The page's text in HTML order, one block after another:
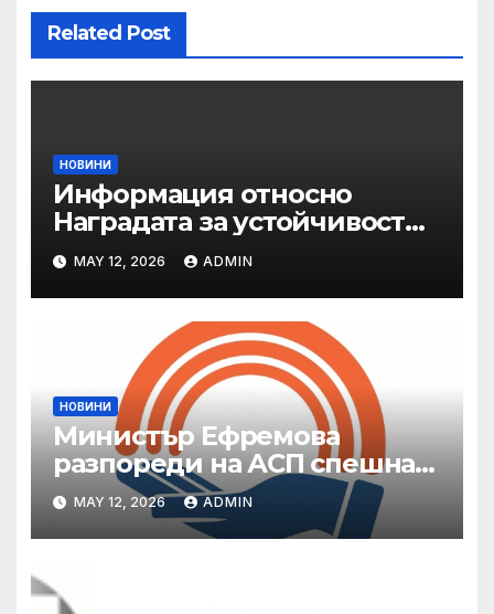
Related Post
НОВИНИ
Информация относно
Наградата за устойчивост
на ОАЕ „Зайед“
MAY 12, 2026 ADMIN
НОВИНИ
Министър Ефремова
разпореди на АСП спешна
готовност за оказване на
подкрепа на пострадали от
валежи и градушки
MAY 12, 2026 ADMIN